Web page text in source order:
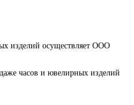
изделий осуществляет ООО
часов и ювелирных изделий